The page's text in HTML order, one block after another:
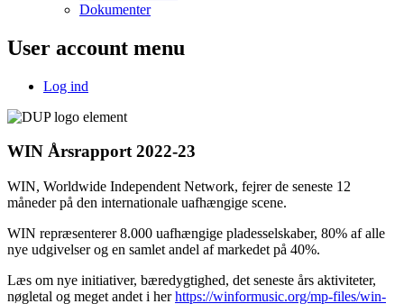
Dokumenter
User account menu
Log ind
WIN Årsrapport 2022-23
WIN, Worldwide Independent Network, fejrer de seneste 12
måneder på den internationale uafhængige scene.
WIN repræsenterer 8.000 uafhængige pladesselskaber, 80% af alle
nye udgivelser og en samlet andel af markedet på 40%.
Læs om nye initiativer, bæredygtighed, det seneste års aktiviteter,
nøgletal og meget andet i herhttps://winformusic.org/mp-files/win-